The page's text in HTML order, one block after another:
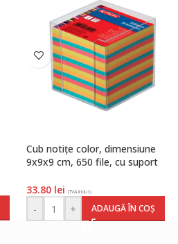
Cub notițe color, dimensiune
9x9x9 cm, 650 file, cu suport
33.80 lei (TVA inclus)
- + ADAUGĂ ÎN COȘ